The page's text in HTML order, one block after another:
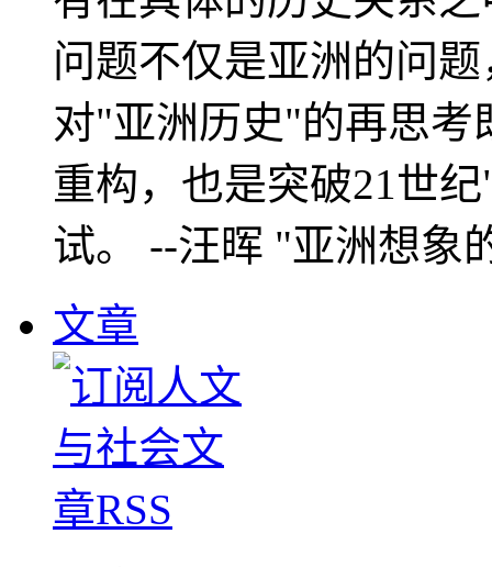
问题不仅是亚洲的问
对"亚洲历史"的再思考
重构，也是突破21世
试。 --汪晖 "亚洲想象
文章